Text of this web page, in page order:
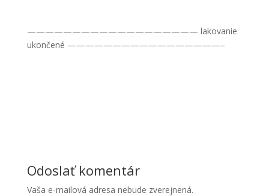
——————————————————— lakovanie
ukončené —————————————————–
Odoslať komentár
Vaša e-mailová adresa nebude zverejnená.